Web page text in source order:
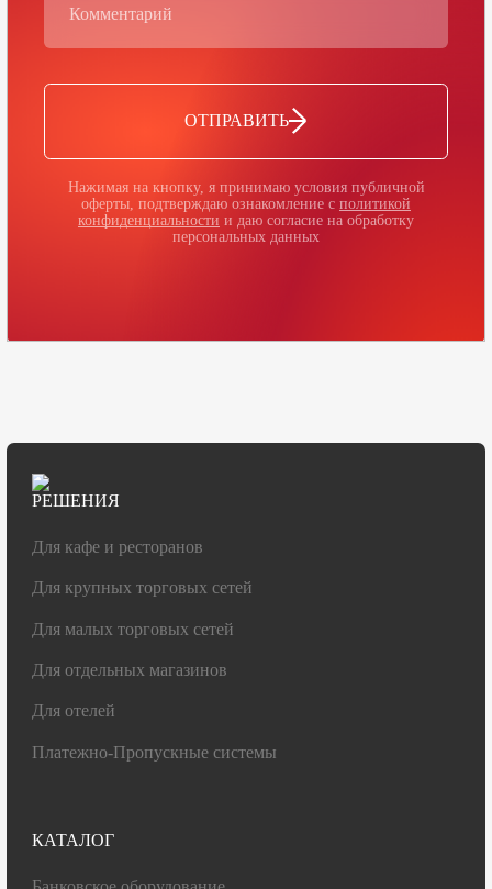
ОТПРАВИТЬ
Нажимая на кнопку, я принимаю условия публичной
оферты, подтверждаю ознакомление с политикой
конфиденциальности и даю согласие на обработку
персональных данных
РЕШЕНИЯ
Для кафе и ресторанов
Для крупных торговых сетей
Для малых торговых сетей
Для отдельных магазинов
Для отелей
Платежно-Пропускные системы
КАТАЛОГ